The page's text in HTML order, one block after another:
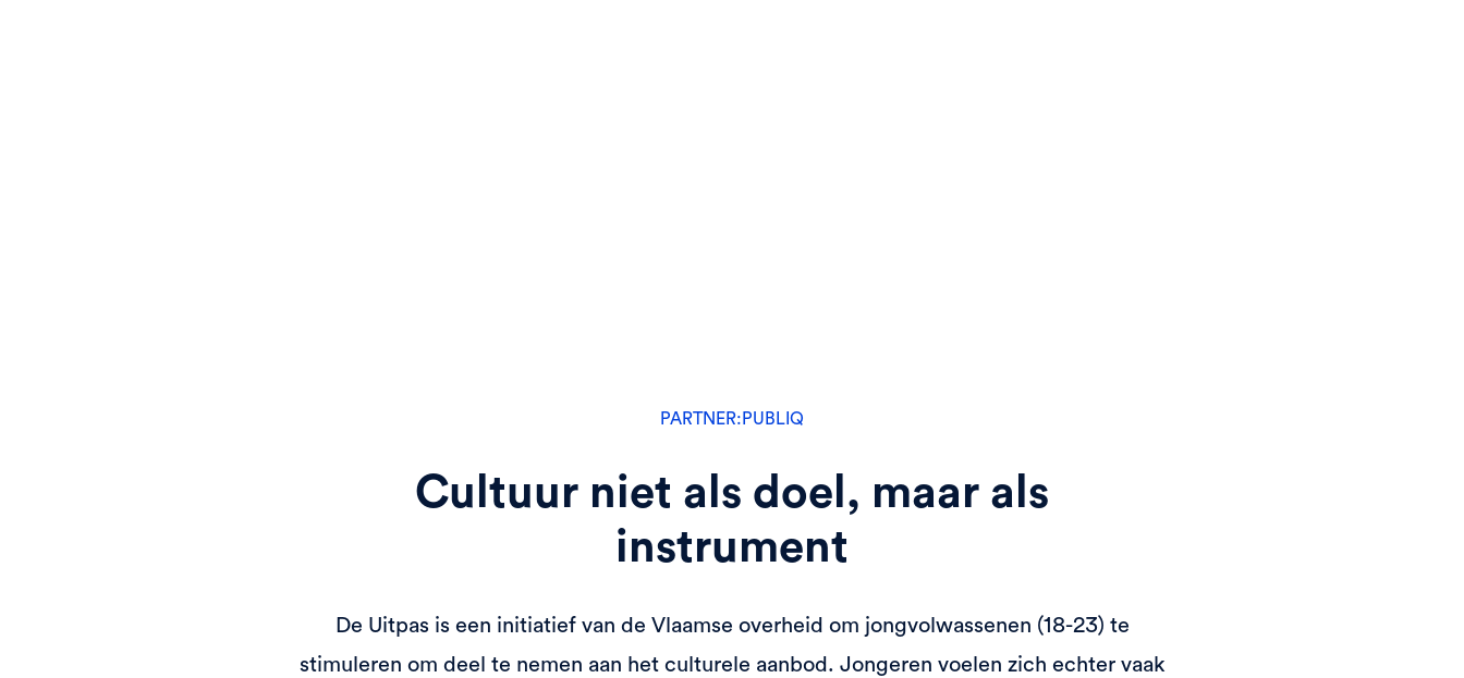
PARTNER:PUBLIQ
Cultuur niet als doel, maar als
instrument
De Uitpas is een initiatief van de Vlaamse overheid om jongvolwassenen (18-23) te
stimuleren om deel te nemen aan het culturele aanbod. Jongeren voelen zich echter vaak